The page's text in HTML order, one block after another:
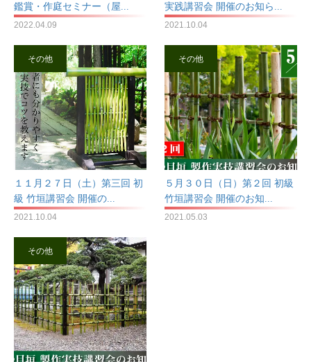
鑑賞・作庭セミナー（屋...
2022.04.09
実践講習会 開催のお知ら...
2021.10.04
その他
１１月２７日（土）第三回 初
級 竹垣講習会 開催の...
2021.10.04
その他
５月３０日（日）第２回 初級
竹垣講習会 開催のお知...
2021.05.03
その他